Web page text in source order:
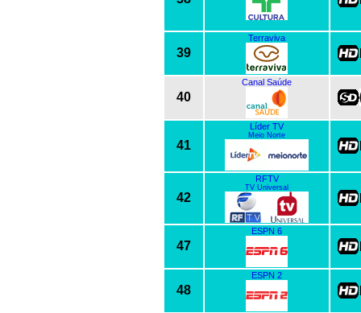
39
Terraviva
40
Canal Saúde
41
Líder TV
Meio Norte
42
RFTV
TV Universal
47
ESPN 6
48
ESPN 2